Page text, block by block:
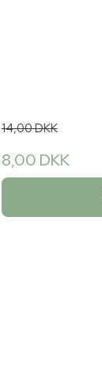
14,00 DKK
8,00 DKK